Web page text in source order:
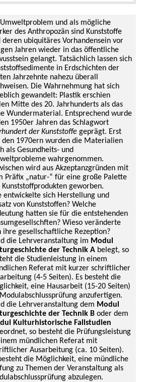
und als mögliche
des Anthropozän sind Kunststoffe
deren ubiquitäres Vorhandensein vor
Jahren wieder in das öffentliche
gelangt. Tatsächlich lassen sich
in Erdschichten der
Jahrzehnte nahezu überall
Die Wahrnehmung hat sich
gewandelt: Plastik erschien
Mitte des 20. Jahrhunderts als das
Wundermaterial. Entsprechend wurde
1950er Jahren das Schlagwort
der Kunststoffegeprägt. Erst
den 1970ern wurden die Materialien
als Gesundheits- und
wahrgenommen.
wird aus Akzeptanzgründen mit
Präfix „natur-“ für eine große Palette
Kunststoffprodukten geworben.
entwickelte sich Herstellung und
von Kunststoffen? Welche
hatten sie für die entstehenden
Wieso veränderte
ihre gesellschaftliche Rezeption?
die Lehrveranstaltung im Modul
der Technik Abelegt, so
die Studienleistung in einem
Referat mit kurzer schriftlicher
(4-5 Seiten). Es besteht die
eine Hausarbeit (15-20 Seiten)
anzufertigen.
die Lehrveranstaltung dem Modul
der Technik Boder dem
Kulturhistorische Fallstudien
so besteht die Prüfungsleistung
mündlichen Referat mit
Ausarbeitung (ca. 10 Seiten).
die Möglichkeit, eine mündliche
zu Themen der Veranstaltung als
abzulegen.